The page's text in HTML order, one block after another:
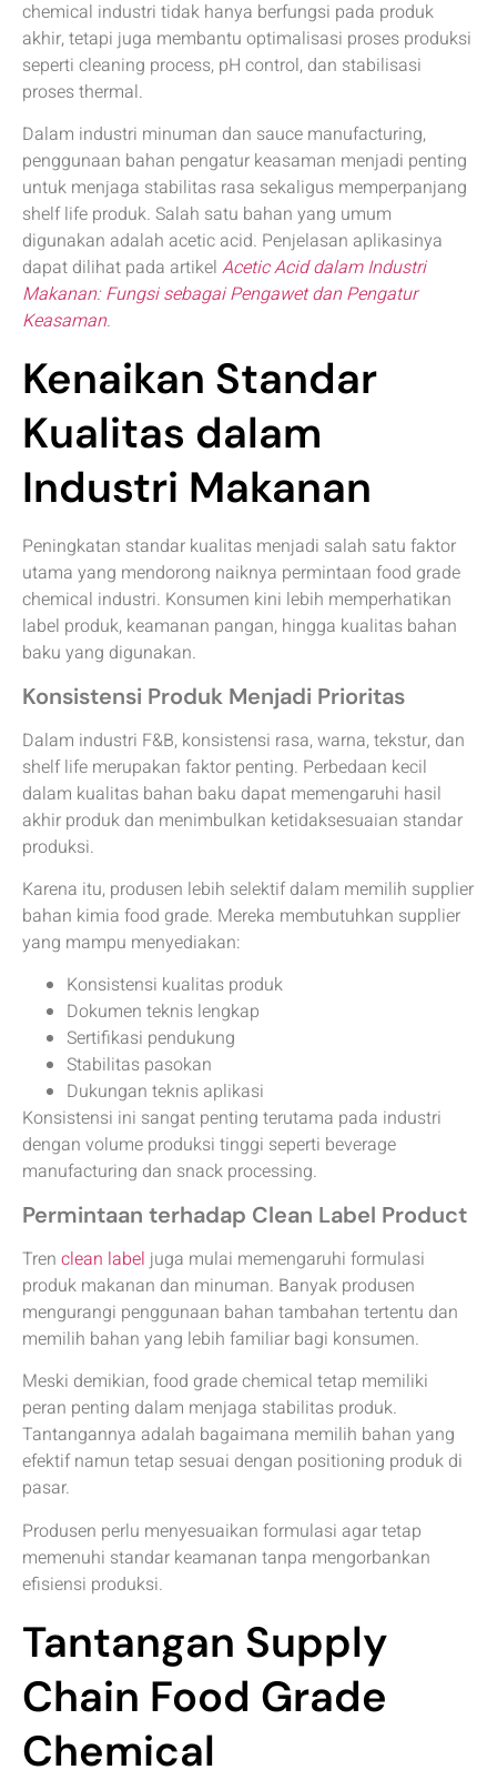
chemical industri tidak hanya berfungsi pada produk
akhir, tetapi juga membantu optimalisasi proses produksi
seperti cleaning process, pH control, dan stabilisasi
proses thermal.
Dalam industri minuman dan sauce manufacturing,
penggunaan bahan pengatur keasaman menjadi penting
untuk menjaga stabilitas rasa sekaligus memperpanjang
shelf life produk. Salah satu bahan yang umum
digunakan adalah acetic acid. Penjelasan aplikasinya
dapat dilihat pada artikel Acetic Acid dalam Industri
Makanan: Fungsi sebagai Pengawet dan Pengatur
Keasaman.
Kenaikan Standar
Kualitas dalam
Industri Makanan
Peningkatan standar kualitas menjadi salah satu faktor
utama yang mendorong naiknya permintaan food grade
chemical industri. Konsumen kini lebih memperhatikan
label produk, keamanan pangan, hingga kualitas bahan
baku yang digunakan.
Konsistensi Produk Menjadi Prioritas
Dalam industri F&B, konsistensi rasa, warna, tekstur, dan
shelf life merupakan faktor penting. Perbedaan kecil
dalam kualitas bahan baku dapat memengaruhi hasil
akhir produk dan menimbulkan ketidaksesuaian standar
produksi.
Karena itu, produsen lebih selektif dalam memilih supplier
bahan kimia food grade. Mereka membutuhkan supplier
yang mampu menyediakan:
Konsistensi kualitas produk
Dokumen teknis lengkap
Sertifikasi pendukung
Stabilitas pasokan
Dukungan teknis aplikasi
Konsistensi ini sangat penting terutama pada industri
dengan volume produksi tinggi seperti beverage
manufacturing dan snack processing.
Permintaan terhadap Clean Label Product
Tren clean label juga mulai memengaruhi formulasi
produk makanan dan minuman. Banyak produsen
mengurangi penggunaan bahan tambahan tertentu dan
memilih bahan yang lebih familiar bagi konsumen.
Meski demikian, food grade chemical tetap memiliki
peran penting dalam menjaga stabilitas produk.
Tantangannya adalah bagaimana memilih bahan yang
efektif namun tetap sesuai dengan positioning produk di
pasar.
Produsen perlu menyesuaikan formulasi agar tetap
memenuhi standar keamanan tanpa mengorbankan
efisiensi produksi.
Tantangan Supply
Chain Food Grade
Chemical